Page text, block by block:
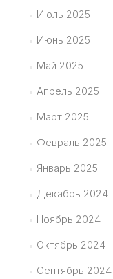
Июль 2025
Июнь 2025
Май 2025
Апрель 2025
Март 2025
Февраль 2025
Январь 2025
Декабрь 2024
Ноябрь 2024
Октябрь 2024
Сентябрь 2024